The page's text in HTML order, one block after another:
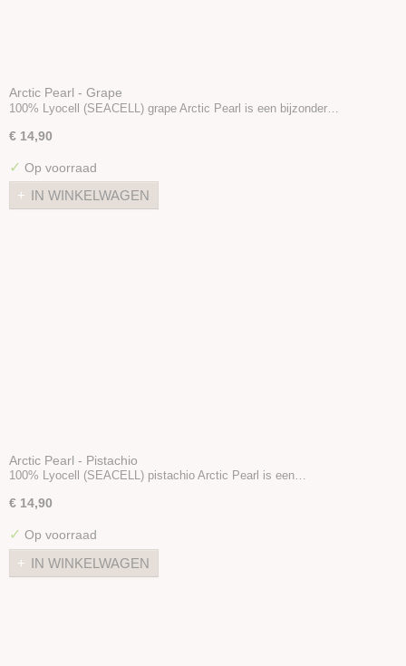
Arctic Pearl - Grape
100% Lyocell (SEACELL) grape Arctic Pearl is een bijzonder…
€ 14,90
✓ Op voorraad
IN WINKELWAGEN
Arctic Pearl - Pistachio
100% Lyocell (SEACELL) pistachio Arctic Pearl is een…
€ 14,90
✓ Op voorraad
IN WINKELWAGEN